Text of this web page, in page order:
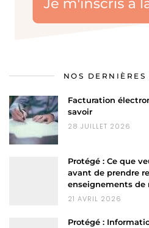
NOS DERNIÈRES
Facturation
savoir
28 JUILLET 2026
Protégé : Ce que
avant de prendre
enseignements
21 AVRIL 2026
Protégé :